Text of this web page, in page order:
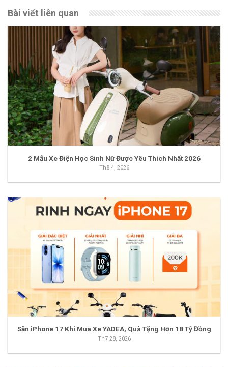
Bài viết liên quan
2 Mẫu Xe Điện Học Sinh Nữ Được Yêu Thích Nhất 2026
Th8 4, 2026
Săn iPhone 17 Khi Mua Xe YADEA, Quà Tặng Hơn 18 Tỷ Đồng
Th7 28, 2026